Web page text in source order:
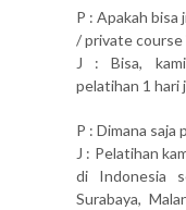
P : Apakah bisa
/ private course
J : Bisa, kami
pelatihan 1 hari
P : Dimana saja
J : Pelatihan
di Indonesia
Surabaya,